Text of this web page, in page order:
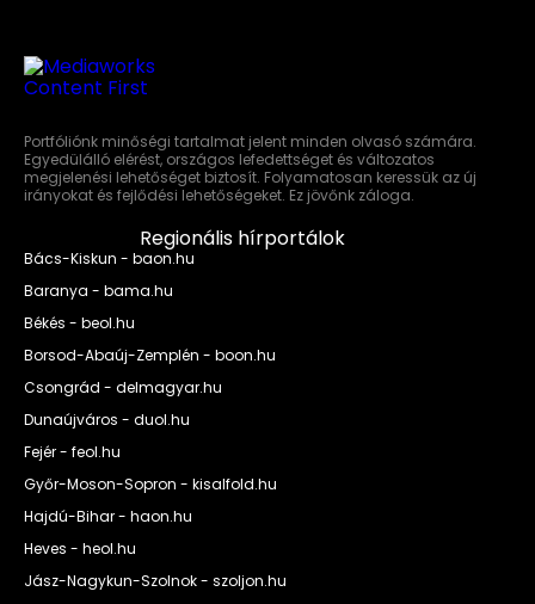
Portfóliónk minőségi tartalmat jelent minden olvasó számára.
Egyedülálló elérést, országos lefedettséget és változatos
megjelenési lehetőséget biztosít. Folyamatosan keressük az új
irányokat és fejlődési lehetőségeket. Ez jövőnk záloga.
Regionális hírportálok
Bács-Kiskun - baon.hu
Baranya - bama.hu
Békés - beol.hu
Borsod-Abaúj-Zemplén - boon.hu
Csongrád - delmagyar.hu
Dunaújváros - duol.hu
Fejér - feol.hu
Győr-Moson-Sopron - kisalfold.hu
Hajdú-Bihar - haon.hu
Heves - heol.hu
Jász-Nagykun-Szolnok - szoljon.hu